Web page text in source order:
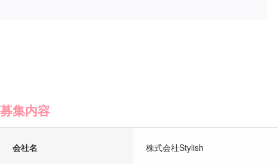
募集内容
会社名 株式会社Stylish